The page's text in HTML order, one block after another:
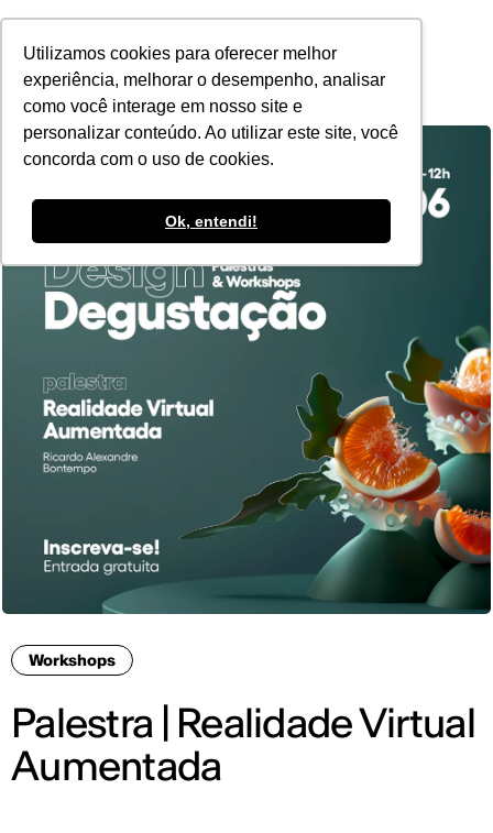
Utilizamos cookies para oferecer melhor
experiência, melhorar o desempenho, analisar
como você interage em nosso site e
personalizar conteúdo. Ao utilizar este site, você
concorda com o uso de cookies.
Ok, entendi!
POR
Workshops
Palestra | Realidade Virtual
Aumentada